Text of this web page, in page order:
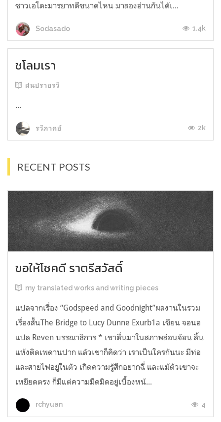
ชาวเอโดะมารยาทดีขนาดไหน มาลองอ่านกันได้เ...
Sodasado 1.4k
ชโลมเรา
ฝนปรายรวี
...
รวีภาคย์ 2k
RECENT POSTS
ขอให้โชคดี ราตรีสวัสดิ์
my translated works and writing pieces
แปลจากเรื่อง “Godspeed and Goodnight”ผลงานในรวม
เรื่องสั้นThe Bridge to Lucy Dunne Exurb1a เขียน จอนอ
แปล Reven บรรณาธิการ * เขาตื่นมาในสภาพล่อนจ้อน ลิ้น
แห้งติดเพดานปาก แล้วเขาก็คิดว่า เราเป็นใครกันนะ มีท่อ
และสายไฟอยู่ในตัว เกิดความรู้สึกอยากฉี่ และแม้ตัวเขาจะ
เหยียดตรง ก็มีแต่ความมืดมิดอยู่เบื้องหน้...
rchyuan 4